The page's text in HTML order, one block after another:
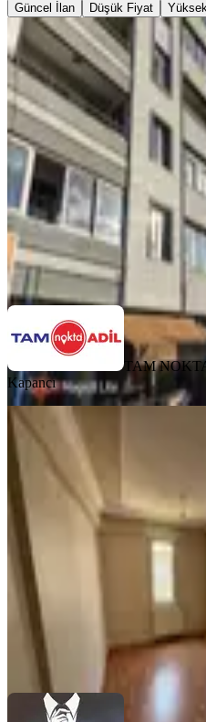
Güncel İlan
Düşük Fiyat
BALKONLU
Bergama
3+1 Daire
Bergama,
3+1
120 m² ·
3.000.000 ₺
TAM NOKTA ADİL Sadık
Ara
TAM
Kapancı
SİTE İÇİ
Bergama,
2+1·115 m²·
3.250.000 ₺
Beyaz Yaka GayrimenkulFaik